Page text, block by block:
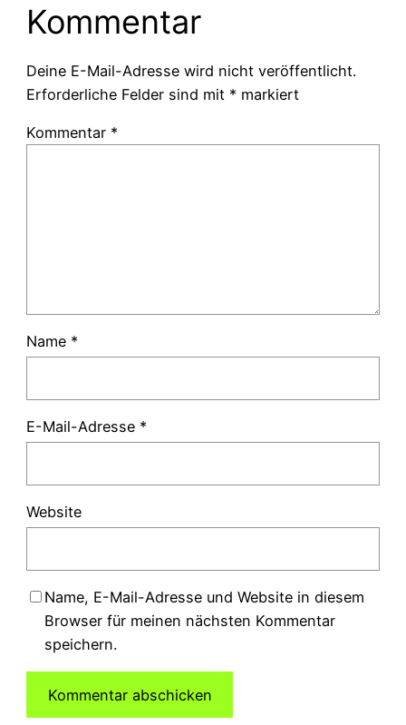
Kommentar
Deine E-Mail-Adresse wird nicht veröffentlicht.
Erforderliche Felder sind mit * markiert
Kommentar *
Name *
E-Mail-Adresse *
Website
Name, E-Mail-Adresse und Website in diesem
Browser für meinen nächsten Kommentar
speichern.